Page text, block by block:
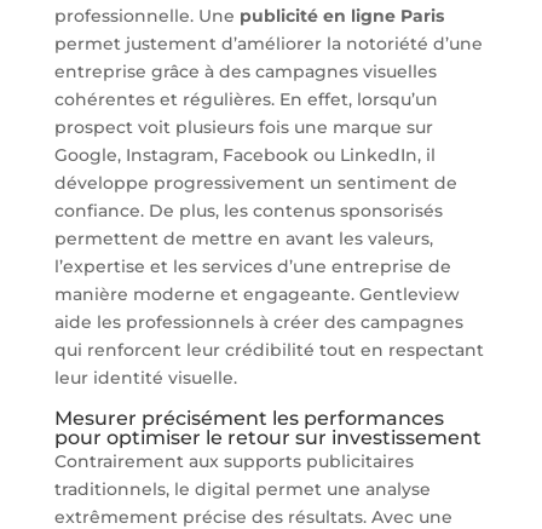
professionnelle. Une publicité en ligne Paris
permet justement d’améliorer la notoriété d’une
entreprise grâce à des campagnes visuelles
cohérentes et régulières. En effet, lorsqu’un
prospect voit plusieurs fois une marque sur
Google, Instagram, Facebook ou LinkedIn, il
développe progressivement un sentiment de
confiance. De plus, les contenus sponsorisés
permettent de mettre en avant les valeurs,
l’expertise et les services d’une entreprise de
manière moderne et engageante. Gentleview
aide les professionnels à créer des campagnes
qui renforcent leur crédibilité tout en respectant
leur identité visuelle.
Mesurer précisément les performances
pour optimiser le retour sur investissement
Contrairement aux supports publicitaires
traditionnels, le digital permet une analyse
extrêmement précise des résultats. Avec une